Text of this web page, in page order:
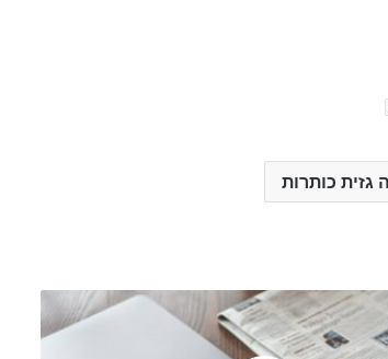
גזית כותרות